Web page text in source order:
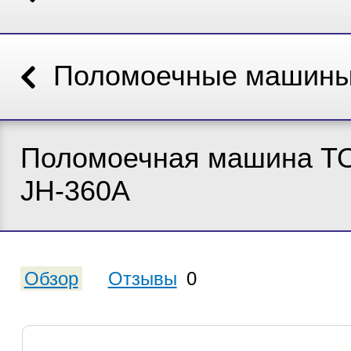
Поломоечные
Поломоечная машина
JH-360A
Обзор Отзывы 0